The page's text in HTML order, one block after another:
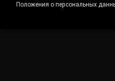
Положения о персональных